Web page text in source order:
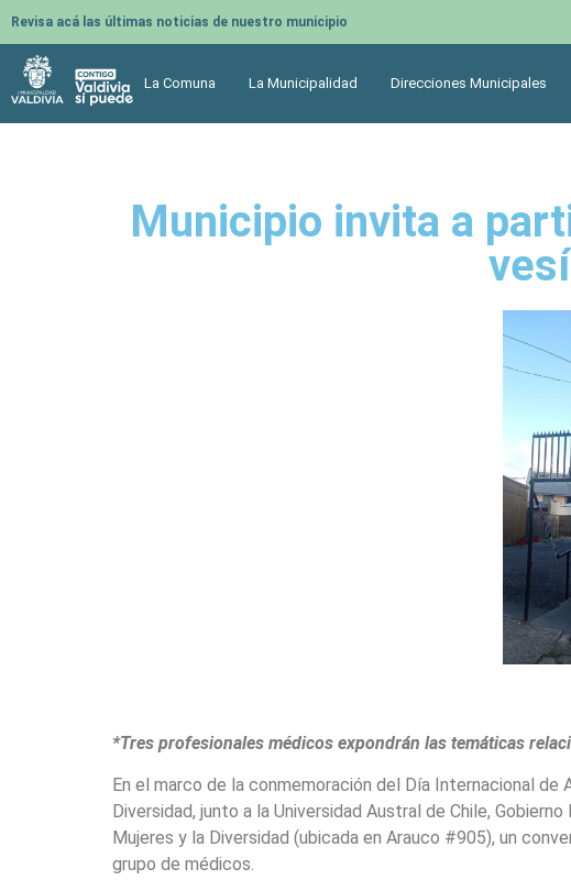
Revisa acá las últimas noticias de nuestro municipio
La Comuna La Municipalidad Direcciones Municipales
Municipio invita a
*Tres profesionales médicos expondrán las temáticas
En el marco de la conmemoración del Día Internacional
Diversidad, junto a la Universidad Austral de Chile,
Mujeres y la Diversidad (ubicada en Arauco #905), un
grupo de médicos.